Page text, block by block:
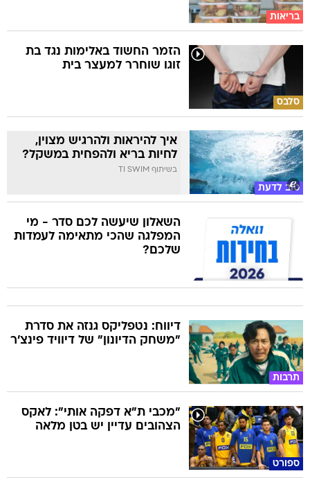
בריאות
סלבס
הזמר החשוד באלימות נגד בת
זוגו שוחרר למעצר בית
טוב לדעת
איך להיראות ולהרגיש מצוין,
לחיות בריא ולהפחית במשקל?
בשיתוף TI SWIM
השאלון שיעשה לכם סדר - מי
המפלגה שהכי מתאימה לעמדות
שלכם?
תרבות
דיווח: נטפליקס גנזה את סדרת
"משחק הדיונון" של דיוויד פינצ'ר
ספורט
"מכבי ת"א דפקה אותי": לאקס
הצהובים עדיין יש בטן מלאה